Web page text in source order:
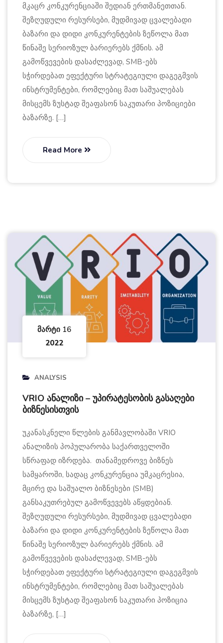
მკაცრ კონკურენციაში შედიან ერთმანეთთან.
შეზღუდული რესურსები, მუდმივად ცვალებადი
ბაზარი და დიდი კონკურენტების ზეწოლა მათ
წინაშე სერიოზულ ბარიერებს ქმნის. ამ
გამოწვევების დასაძლევად, SMB-ებს
სჭირდებათ ეფექტური სტრატეგიული დაგეგმვის
ინსტრუმენტები, რომლებიც მათ საშუალებას
მისცემს ზუსტად შეაფასონ საკუთარი პოზიციები
ბაზარზე. […]
Read More
Მარტი 16
2022
ANALYSIS
VRIO ანალიზი – უპირატესობის გასაღები
ბიზნესისთვის
უკანასკნელი წლების განმავლობაში VRIO
ანალიზის პოპულარობა საქართველოში
სწრაფად იზრდება. თანამედროვე ბიზნეს
სამყაროში, სადაც კონკურენცია უმკაცრესია,
მცირე და საშუალო ბიზნესები (SMB)
განსაკუთრებულ გამოწვევებს აწყდებიან.
შეზღუდული რესურსები, მუდმივად ცვალებადი
ბაზარი და დიდი კონკურენტების ზეწოლა მათ
წინაშე სერიოზულ ბარიერებს ქმნის. ამ
გამოწვევების დასაძლევად, SMB-ებს
სჭირდებათ ეფექტური სტრატეგიული დაგეგმვის
ინსტრუმენტები, რომლებიც მათ საშუალებას
მისცემს ზუსტად შეაფასონ საკუთარი პოზიცია
ბაზარზე, […]